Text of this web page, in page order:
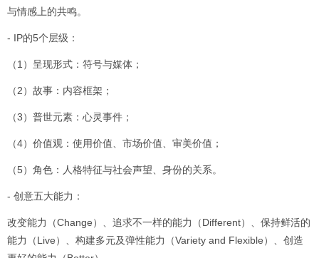
与情感上的共鸣。
- IP的5个层级：
（1）呈现形式：符号与媒体；
（2）故事：内容框架；
（3）普世元素：心灵事件；
（4）价值观：使用价值、市场价值、审美价值；
（5）角色：人格特征与社会声望、身份的关系。
- 创意五大能力：
改变能力（Change）、追求不一样的能力（Different）、保持鲜活的
能力（Live）、构建多元及弹性能力（Variety and Flexible）、创造